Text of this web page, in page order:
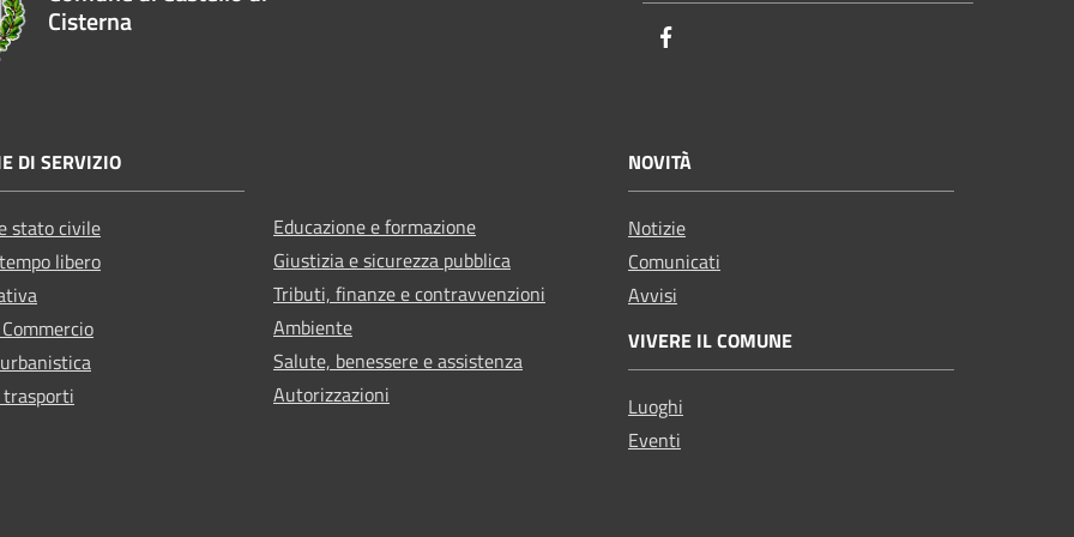
Cisterna
DI SERVIZIO
stato civile
libero
Educazione e formazione
Giustizia e sicurezza pubblica
Tributi, finanze e contravvenzioni
Ambiente
Salute, benessere e assistenza
Autorizzazioni
NOVITÀ
Notizie
Comunicati
Avvisi
VIVERE IL COMUNE
Luoghi
Eventi